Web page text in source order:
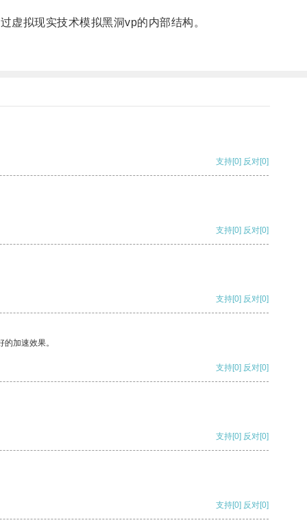
拟现实技术模拟黑洞vp的内部结构。
支持[0] 反对[0]
支持[0] 反对[0]
支持[0] 反对[0]
加速效果。
支持[0] 反对[0]
支持[0] 反对[0]
支持[0] 反对[0]